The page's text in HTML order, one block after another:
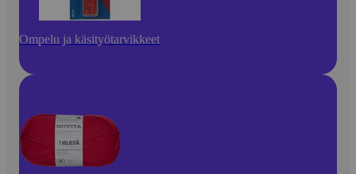
Ompelu ja käsityötarvikkeet